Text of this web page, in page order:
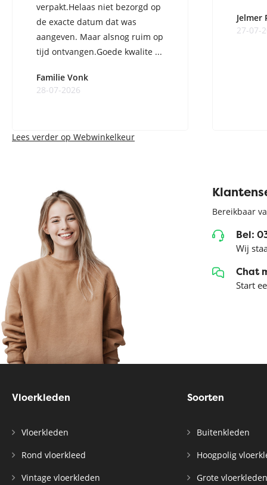
verpakt.Helaas niet bezorgd op
de exacte datum dat was
aangeven. Maar alsnog ruim op
tijd ontvangen.Goede kwalite ...
Familie Vonk
28-07-2026
Jelmer
27-07-
Lees verder op Webwinkelkeur
Bereikbaar
Bel:
Wij
Chat
Start
Vloerkleden
Vloerkleden
Rond vloerkleed
Vintage vloerkleden
Soorten
Buitenkleden
Hoogpolig
Grote vloerkleden